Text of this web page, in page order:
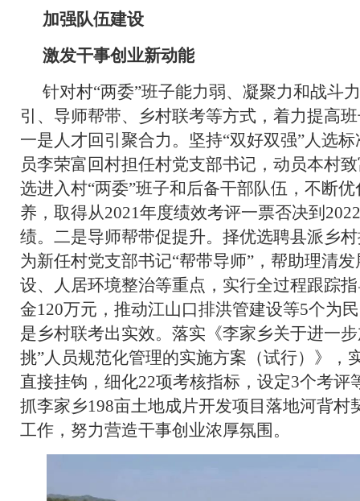
加强队伍建设
激发干事创业新动能
针对村“两委”班子能力弱、凝聚力和战斗
引、导师帮带、乡村联考等方式，着力提高
一是人才回引聚合力。坚持“双好双强”人选
员李荣富回村担任村党支部书记，动员本村
选进入村“两委”班子和后备干部队伍，不断
养，取得从2021年度绩效考评一票否决到
绩。二是导师帮带促提升。择优选聘县派乡
为新任村党支部书记“帮带导师”，帮助理清
设、人居环境整治等重点，实行全过程跟踪
金120万元，推动江山口排洪管建设等5个为
是乡村联考出实效。落实《李家乡关于进一
挑”人员规范化管理的实施方案（试行）》，
直接挂钩，细化22项考核指标，设定3个考评
抓李家乡198亩土地成片开发项目落地河背村
工作，努力营造干事创业浓厚氛围。